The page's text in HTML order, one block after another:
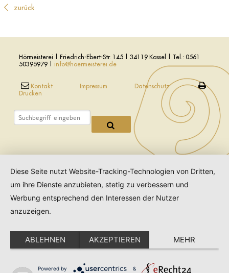
zurück
Hörmeisterei | Friedrich-Ebert-Str. 145 | 34119 Kassel | Tel.: 0561
50395979 | info@hoermeisterei.de
Kontakt Impressum
Datenschutz
Drucken
Diese Seite nutzt Website-Tracking-Technologien von Dritten,
um ihre Dienste anzubieten, stetig zu verbessern und
Werbung entsprechend den Interessen der Nutzer
anzuzeigen.
ABLEHNEN AKZEPTIEREN MEHR
Powered by &